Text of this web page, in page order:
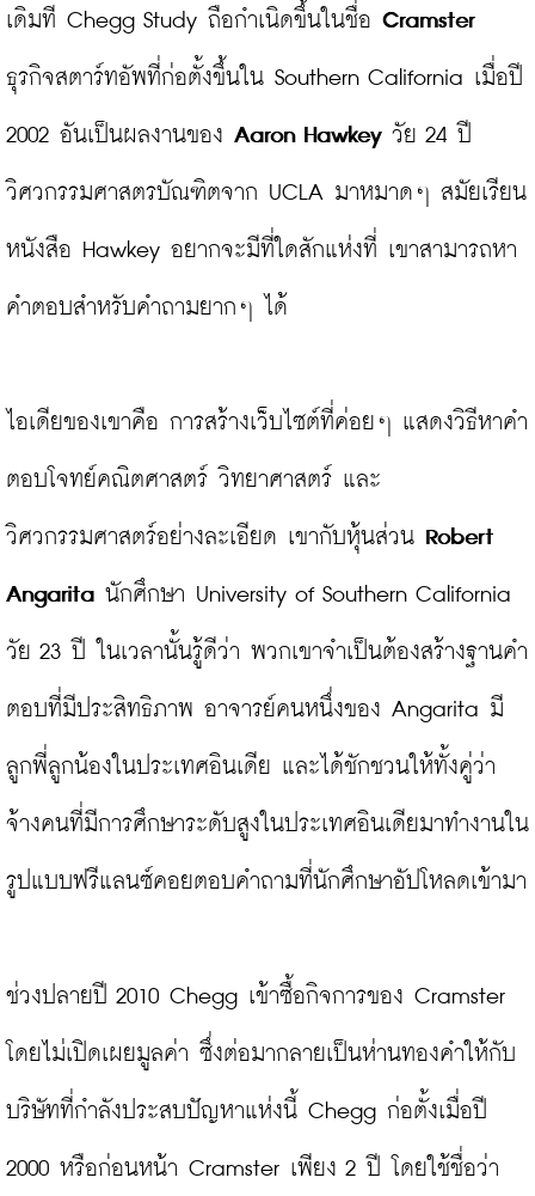
เดิมที Chegg Study ถือกำเนิดขึ้นในชื่อ Cramster
ธุรกิจสตาร์ทอัพที่ก่อตั้งขึ้นใน Southern California เมื่อปี
2002 อันเป็นผลงานของ Aaron Hawkey วัย 24 ปี
วิศวกรรมศาสตรบัณฑิตจาก UCLA มาหมาดๆ สมัยเรียน
หนังสือ Hawkey อยากจะมีที่ใดสักแห่งที่ เขาสามารถหา
คำตอบสำหรับคำถามยากๆ ได้
ไอเดียของเขาคือ การสร้างเว็บไซต์ที่ค่อยๆ แสดงวิธีหาคำ
ตอบโจทย์คณิตศาสตร์ วิทยาศาสตร์ และ
วิศวกรรมศาสตร์อย่างละเอียด เขากับหุ้นส่วน Robert
Angarita นักศึกษา University of Southern California
วัย 23 ปี ในเวลานั้นรู้ดีว่า พวกเขาจำเป็นต้องสร้างฐานคำ
ตอบที่มีประสิทธิภาพ อาจารย์คนหนึ่งของ Angarita มี
ลูกพี่ลูกน้องในประเทศอินเดีย และได้ชักชวนให้ทั้งคู่ว่า
จ้างคนที่มีการศึกษาระดับสูงในประเทศอินเดียมาทำงานใน
รูปแบบฟรีแลนซ์คอยตอบคำถามที่นักศึกษาอัปโหลดเข้ามา
ช่วงปลายปี 2010 Chegg เข้าซื้อกิจการของ Cramster
โดยไม่เปิดเผยมูลค่า ซึ่งต่อมากลายเป็นห่านทองคำให้กับ
บริษัทที่กำลังประสบปัญหาแห่งนี้ Chegg ก่อตั้งเมื่อปี
2000 หรือก่อนหน้า Cramster เพียง 2 ปี โดยใช้ชื่อว่า